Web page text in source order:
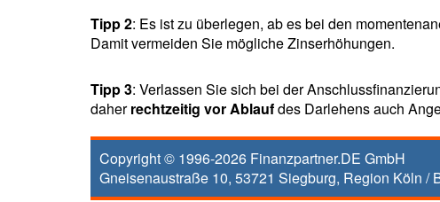
Tipp 2: Es ist zu überlegen, ab es bei den
Damit vermeiden Sie mögliche Zinserhöhungen.
Tipp 3: Verlassen Sie sich bei der
daherrechtzeitig vor Ablaufdes Darlehens auch
Copyright © 1996-2026 Finanzpartner.DE GmbH
Gneisenaustraße 10, 53721 Siegburg, Region Köln /